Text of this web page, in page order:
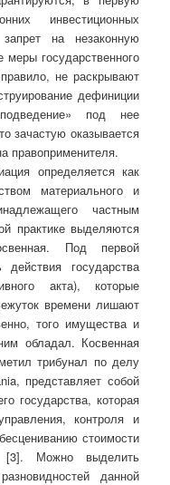
инвестиционных
на незаконную
государственного
не раскрывают
дефиниции
под нее
зачастую оказывается
правоприменителя.
определяется как
материального и
частным
практике выделяются
Под первой
государства
акта), которые
времени лишают
того имущества и
обладал. Косвенная
трибунал по делу
представляет собой
государства, которая
контроля и
стоимости
[3]. Можно выделить
данной